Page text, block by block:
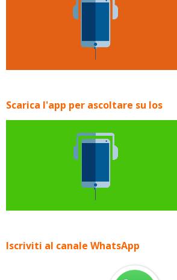
Scarica l'app per ascoltare su Ios
Iscriviti al canale WhatsApp